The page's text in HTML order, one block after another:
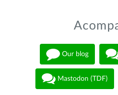
Our blog
Mastodon (TDF)